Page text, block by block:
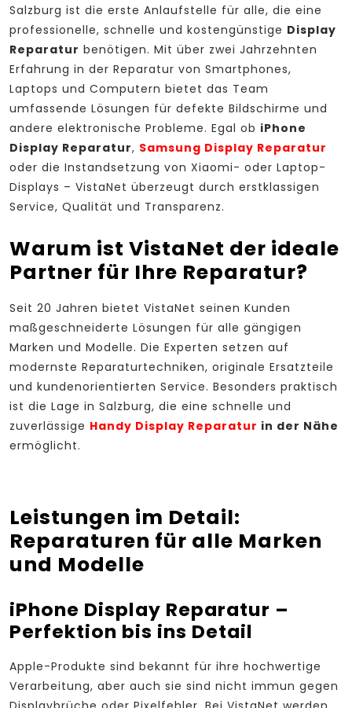
Salzburg ist die erste Anlaufstelle für alle, die eine
professionelle, schnelle und kostengünstige Display
Reparatur benötigen. Mit über zwei Jahrzehnten
Erfahrung in der Reparatur von Smartphones,
Laptops und Computern bietet das Team
umfassende Lösungen für defekte Bildschirme und
andere elektronische Probleme. Egal ob iPhone
Display Reparatur, Samsung Display Reparatur
oder die Instandsetzung von Xiaomi- oder Laptop-
Displays – VistaNet überzeugt durch erstklassigen
Service, Qualität und Transparenz.
Warum ist VistaNet der ideale
Partner für Ihre Reparatur?
Seit 20 Jahren bietet VistaNet seinen Kunden
maßgeschneiderte Lösungen für alle gängigen
Marken und Modelle. Die Experten setzen auf
modernste Reparaturtechniken, originale Ersatzteile
und kundenorientierten Service. Besonders praktisch
ist die Lage in Salzburg, die eine schnelle und
zuverlässige Handy Display Reparatur in der Nähe
ermöglicht.
Leistungen im Detail:
Reparaturen für alle Marken
und Modelle
iPhone Display Reparatur –
Perfektion bis ins Detail
Apple-Produkte sind bekannt für ihre hochwertige
Verarbeitung, aber auch sie sind nicht immun gegen